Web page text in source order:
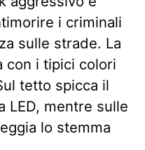
i criminali
sulle strade. La
con i tipici colori
tetto spicca il
LED, mentre sulle
lo stemma